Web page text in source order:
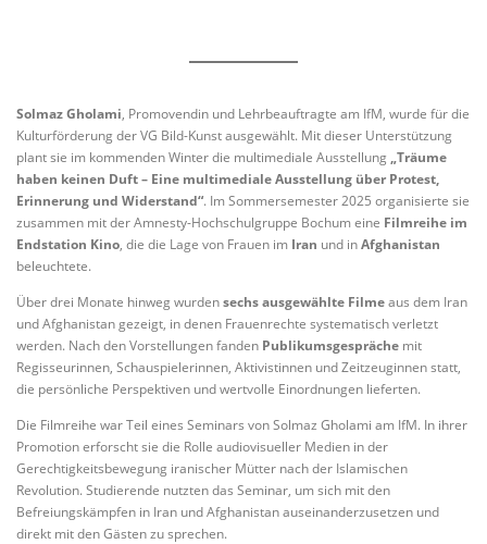
Solmaz Gholami, Promovendin und Lehrbeauftragte am IfM, wurde für die
Kulturförderung der VG Bild-Kunst ausgewählt. Mit dieser Unterstützung
plant sie im kommenden Winter die multimediale Ausstellung „Träume
haben keinen Duft – Eine multimediale Ausstellung über Protest,
Erinnerung und Widerstand“. Im Sommersemester 2025 organisierte sie
zusammen mit der Amnesty-Hochschulgruppe Bochum eine Filmreihe im
Endstation Kino, die die Lage von Frauen im Iran und inAfghanistan
beleuchtete.
Über drei Monate hinweg wurdensechs ausgewählte Filmeaus dem Iran
und Afghanistan gezeigt, in denen Frauenrechte systematisch verletzt
werden. Nach den Vorstellungen fanden Publikumsgespräche mit
Regisseurinnen, Schauspielerinnen, Aktivistinnen und Zeitzeuginnen statt,
die persönliche Perspektiven und wertvolle Einordnungen lieferten.
Die Filmreihe war Teil eines Seminars von Solmaz Gholami am IfM. In ihrer
Promotion erforscht sie die Rolle audiovisueller Medien in der
Gerechtigkeitsbewegung iranischer Mütter nach der Islamischen
Revolution. Studierende nutzten das Seminar, um sich mit den
Befreiungskämpfen in Iran und Afghanistan auseinanderzusetzen und
direkt mit den Gästen zu sprechen.